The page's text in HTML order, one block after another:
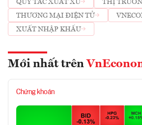
QUY TẮC XUẤT XỨ
THỊ
THƯƠNG MẠI ĐIỆN TỬ
XUẤT NHẬP KHẨU
Mới nhất trên
Chứng khoán